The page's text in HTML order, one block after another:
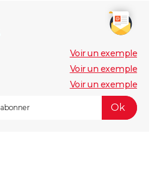
Voir un exemple
Voir un exemple
Voir un exemple